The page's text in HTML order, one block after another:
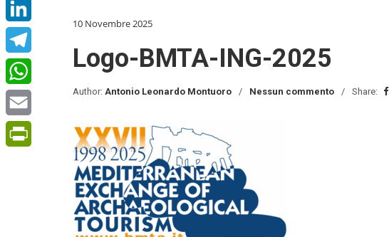
Twitter
LinkedIn
Telegram
WhatsApp
Email
10 Novembre 2025
Logo-BMTA-ING-2025
Author: Antonio Leonardo Montuoro Nessun commento Share: